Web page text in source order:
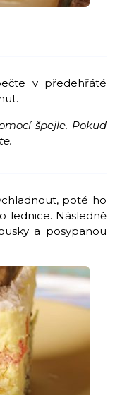
v předehřáté
špejle. Pokud
poté ho
lednice. Následně
a posypanou